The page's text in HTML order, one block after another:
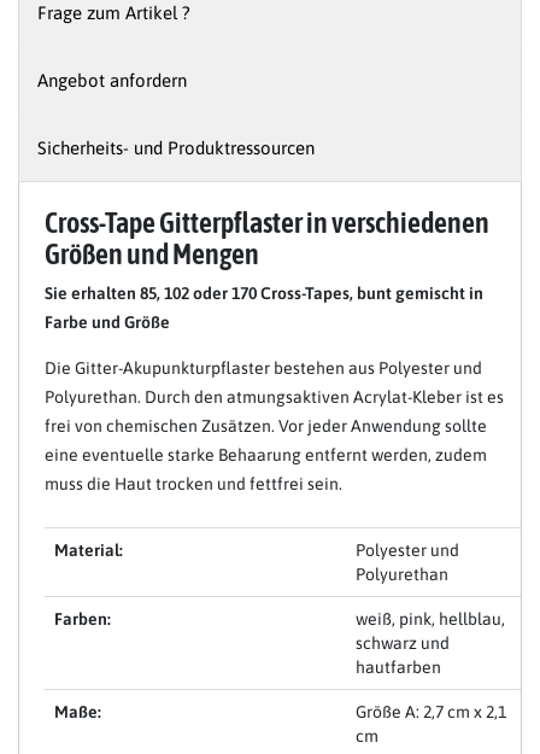
Frage zum Artikel ?
Angebot anfordern
Sicherheits- und Produktressourcen
Cross-Tape Gitterpflaster in verschiedenen
Größen und Mengen
Sie erhalten 85, 102 oder 170 Cross-Tapes, bunt gemischt in
Farbe und Größe
Die Gitter-Akupunkturpflaster bestehen aus Polyester und
Polyurethan. Durch den atmungsaktiven Acrylat-Kleber ist es
frei von chemischen Zusätzen. Vor jeder Anwendung sollte
eine eventuelle starke Behaarung entfernt werden, zudem
muss die Haut trocken und fettfrei sein.
Material:
Polyester und
Polyurethan
Farben:
weiß, pink, hellblau,
schwarz und
hautfarben
Maße:
Größe A: 2,7 cm x 2,1
cm